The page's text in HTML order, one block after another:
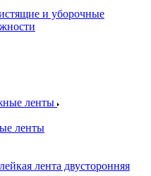
и уборочные
ленты
ленты
лента двусторонняя